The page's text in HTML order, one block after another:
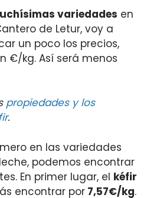
variedades en
de Letur, voy a
un poco los precios,
€/kg. Así será menos
propiedades y los
.
en las variedades
podemos encontrar
En primer lugar, el kéfir
encontrar por 7,57€/kg.